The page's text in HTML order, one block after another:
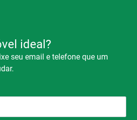
ideal?
seu email e telefone que um